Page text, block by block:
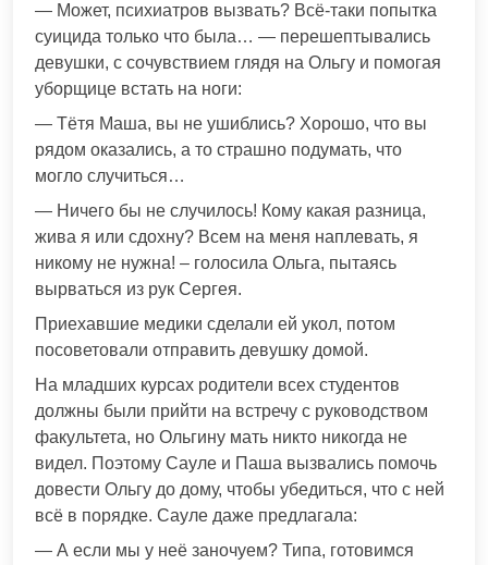
— Может, психиатров вызвать? Всё-таки попытка
суицида только что была… — перешептывались
девушки, с сочувствием глядя на Ольгу и помогая
уборщице встать на ноги:
— Тётя Маша, вы не ушиблись? Хорошо, что вы
рядом оказались, а то страшно подумать, что
могло случиться…
— Ничего бы не случилось! Кому какая разница,
жива я или сдохну? Всем на меня наплевать, я
никому не нужна! – голосила Ольга, пытаясь
вырваться из рук Сергея.
Приехавшие медики сделали ей укол, потом
посоветовали отправить девушку домой.
На младших курсах родители всех студентов
должны были прийти на встречу с руководством
факультета, но Ольгину мать никто никогда не
видел. Поэтому Сауле и Паша вызвались помочь
довести Ольгу до дому, чтобы убедиться, что с ней
всё в порядке. Сауле даже предлагала:
— А если мы у неё заночуем? Типа, готовимся